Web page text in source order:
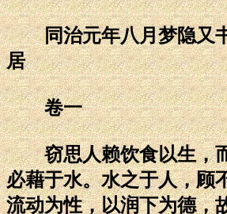
同治元年八月梦隐又书
居
卷一
窃思人赖饮食以生，而
必藉于水。水之于人，顾
流动为性，以润下为德，